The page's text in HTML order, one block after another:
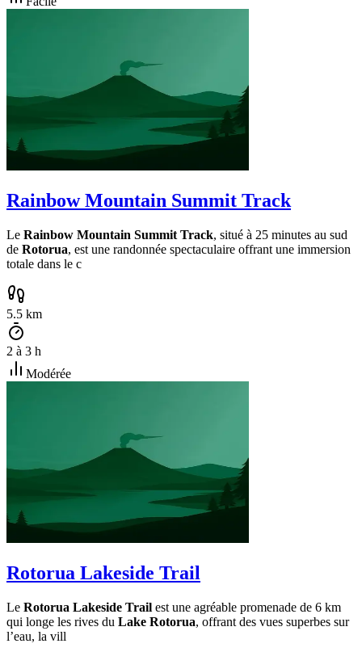
Rainbow Mountain Summit Track
Le Rainbow Mountain Summit Track, situé à 25 minutes au sud
de Rotorua, est une randonnée spectaculaire offrant une immersion
totale dans le c
5.5 km
2 à 3 h
Modérée
Rotorua Lakeside Trail
Le Rotorua Lakeside Trail est une agréable promenade de 6 km
qui longe les rives du Lake Rotorua, offrant des vues superbes sur
l’eau, la vill